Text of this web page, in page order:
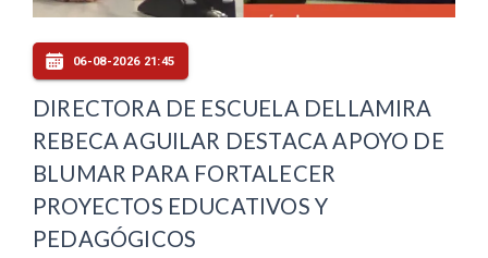
06-08-2026 21:45
DIRECTORA DE ESCUELA DELLAMIRA
REBECA AGUILAR DESTACA APOYO DE
BLUMAR PARA FORTALECER
PROYECTOS EDUCATIVOS Y
PEDAGÓGICOS